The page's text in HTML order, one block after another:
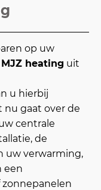
op uw
MJZ heating uit
u hierbij
nu gaat over de
centrale
de
uw verwarming,
een